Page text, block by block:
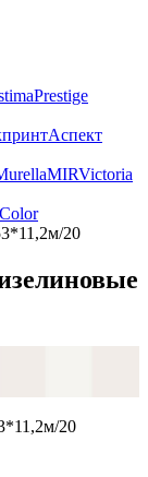
Prestige
Аспект
MIRVictoria
20
20